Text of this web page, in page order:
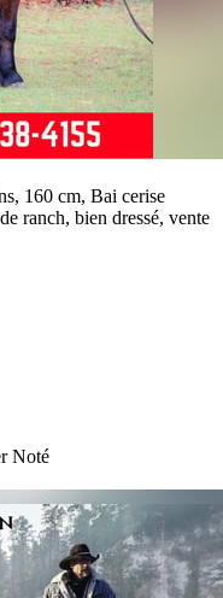
160 cm, Bai cerise
ranch, bien dressé, vente
Noté